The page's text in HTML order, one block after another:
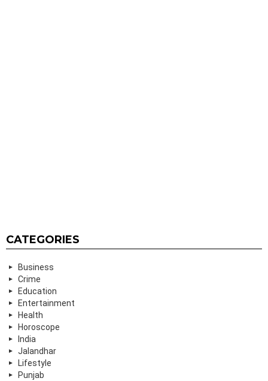
CATEGORIES
Business
Crime
Education
Entertainment
Health
Horoscope
India
Jalandhar
Lifestyle
Punjab